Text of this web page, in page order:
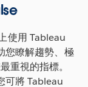
使用 Tableau
您瞭解趨勢、極
重視的指標。
可將 Tableau